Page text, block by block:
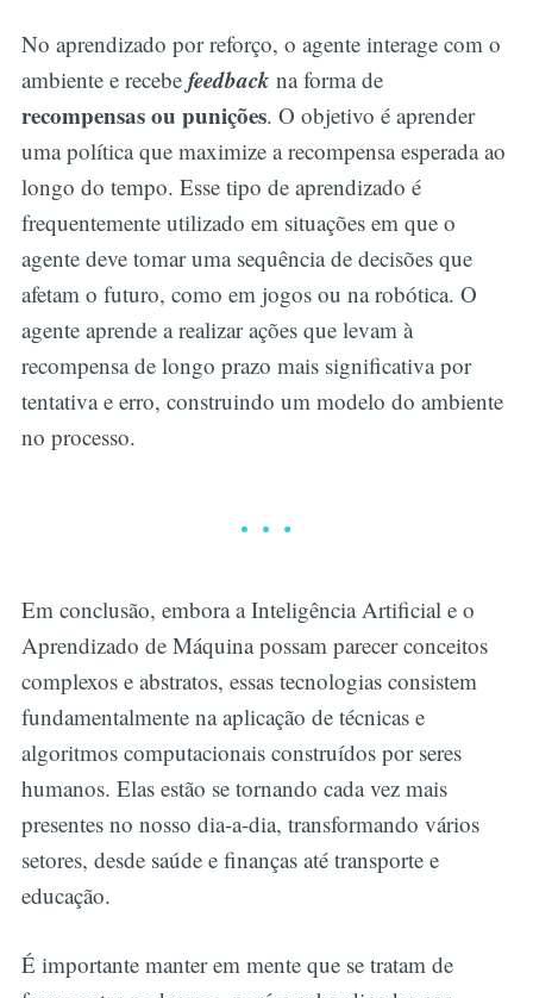
No aprendizado por reforço, o agente interage com o
ambiente e recebe feedback na forma de
recompensas ou punições. O objetivo é aprender
uma política que maximize a recompensa esperada ao
longo do tempo. Esse tipo de aprendizado é
frequentemente utilizado em situações em que o
agente deve tomar uma sequência de decisões que
afetam o futuro, como em jogos ou na robótica. O
agente aprende a realizar ações que levam à
recompensa de longo prazo mais significativa por
tentativa e erro, construindo um modelo do ambiente
no processo.
Em conclusão, embora a Inteligência Artificial e o
Aprendizado de Máquina possam parecer conceitos
complexos e abstratos, essas tecnologias consistem
fundamentalmente na aplicação de técnicas e
algoritmos computacionais construídos por seres
humanos. Elas estão se tornando cada vez mais
presentes no nosso dia-a-dia, transformando vários
setores, desde saúde e finanças até transporte e
educação.
É importante manter em mente que se tratam de